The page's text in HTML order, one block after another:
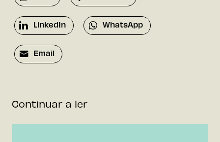
LinkedIn WhatsApp
Email
Continuar a ler